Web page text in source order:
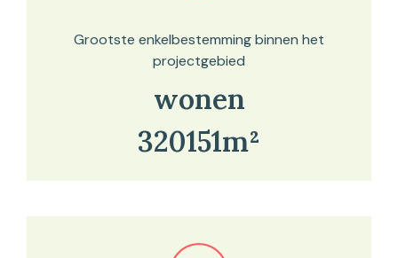
Grootste enkelbestemming binnen het
projectgebied
wonen
320151m²